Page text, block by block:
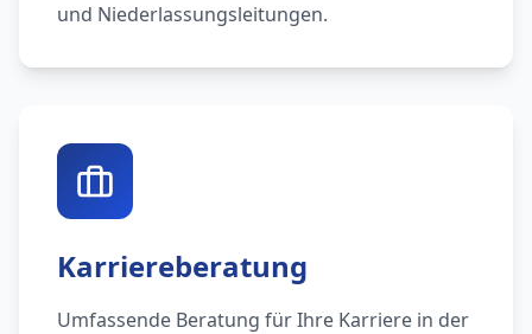
und Niederlassungsleitungen.
Karriereberatung
Umfassende Beratung für Ihre Karriere in der